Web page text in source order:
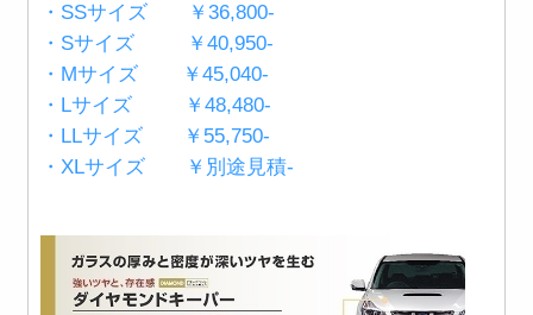
・SSサイズ ￥36,800-
・Sサイズ ￥40,950-
・Mサイズ ￥45,040-
・Lサイズ ￥48,480-
・LLサイズ ￥55,750-
・XLサイズ ￥別途見積-